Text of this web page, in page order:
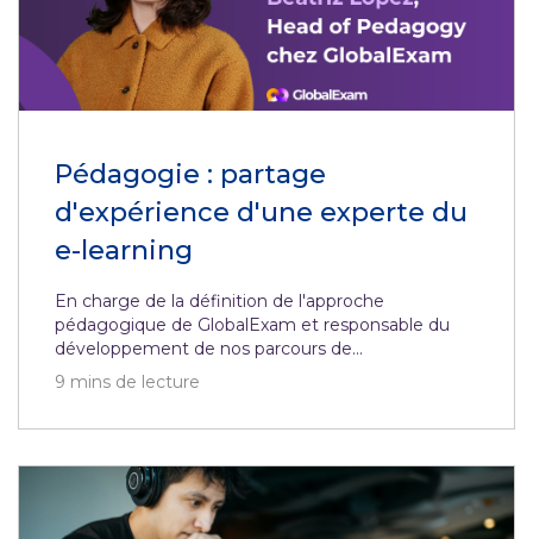
Pédagogie : partage
d'expérience d'une experte du
e-learning
En charge de la définition de l'approche
pédagogique de GlobalExam et responsable du
développement de nos parcours de...
9 mins de lecture